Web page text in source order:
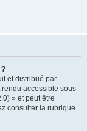
et distribué par
accessible sous
» et peut être
consulter la rubrique